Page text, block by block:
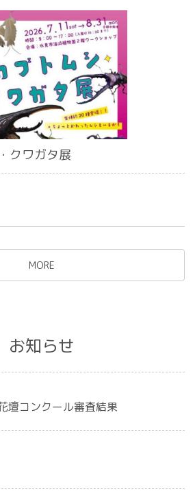
クワガタ展
MORE
お知らせ
壇コンクール審査結果